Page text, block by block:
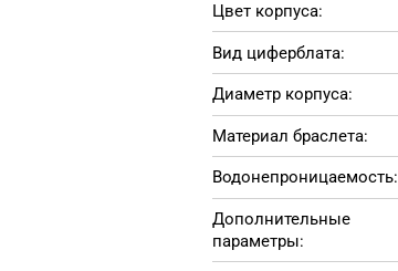
Цвет корпуса:
Вид циферблата:
Диаметр корпуса:
Материал браслета:
Водонепроницаемость:
Дополнительные
параметры: